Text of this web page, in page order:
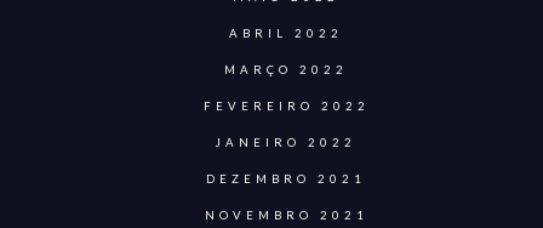
ABRIL 2022
MARÇO 2022
FEVEREIRO 2022
JANEIRO 2022
DEZEMBRO 2021
NOVEMBRO 2021